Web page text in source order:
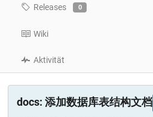
Releases 0
Wiki
Aktivität
docs: 添加数据库表结构文档